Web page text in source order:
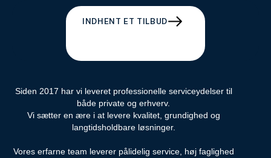
INDHENT ET TILBUD
Siden 2017 har vi leveret professionelle serviceydelser til
både private og erhverv.
Vi sætter en ære i at levere kvalitet, grundighed og
langtidsholdbare løsninger.
Vores erfarne team leverer pålidelig service, høj faglighed